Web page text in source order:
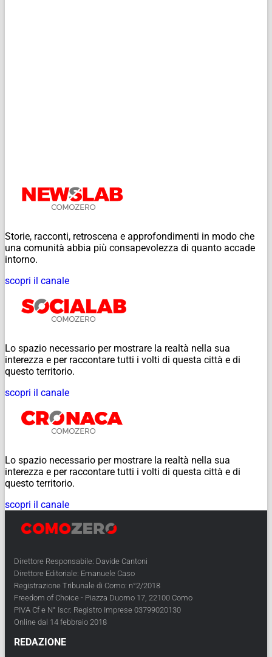
Storie, racconti, retroscena e approfondimenti in modo che
una comunità abbia più consapevolezza di quanto accade
intorno.
scopri il canale
Lo spazio necessario per mostrare la realtà nella sua
interezza e per raccontare tutti i volti di questa città e di
questo territorio.
scopri il canale
Lo spazio necessario per mostrare la realtà nella sua
interezza e per raccontare tutti i volti di questa città e di
questo territorio.
scopri il canale
Direttore Responsabile: Davide Cantoni
Direttore Editoriale: Emanuele Caso
Registrazione Tribunale di Como: n°2/2018
Freedom of Choice - Piazza Duomo 17, 22100 Como
PIVA Cf e N° Iscr. Registro Imprese 03799020130
Online dal 14 febbraio 2018
REDAZIONE